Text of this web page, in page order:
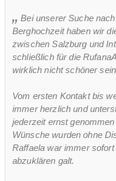
Bei unserer Suche
Berghochzeit haben wir
zwischen Salzburg und
schließlich für die
wirklich nicht schöner
Vom ersten Kontakt bis
immer herzlich und
jederzeit ernst
Wünsche wurden ohne
Raffaela war immer
abzuklären galt.